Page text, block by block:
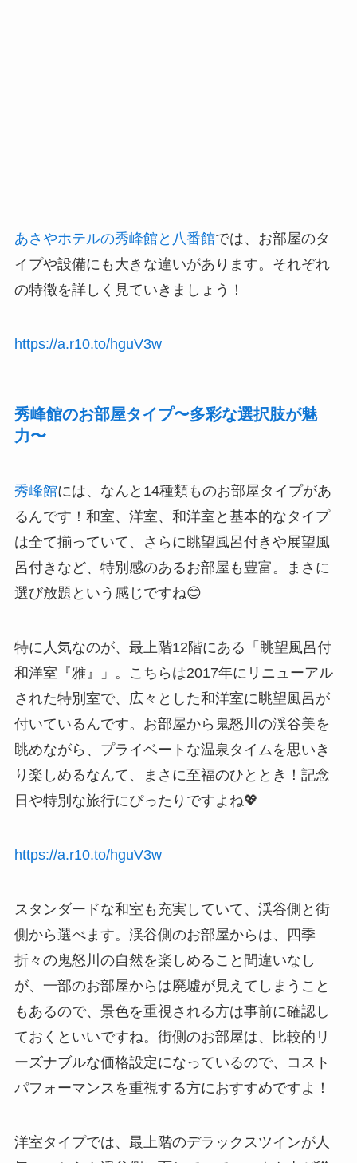
あさやホテルの秀峰館と八番館では、お部屋のタ
イプや設備にも大きな違いがあります。それぞれ
の特徴を詳しく見ていきましょう！
https://a.r10.to/hguV3w
秀峰館のお部屋タイプ〜多彩な選択肢が魅
力〜
秀峰館には、なんと14種類ものお部屋タイプがあ
るんです！和室、洋室、和洋室と基本的なタイプ
は全て揃っていて、さらに眺望風呂付きや展望風
呂付きなど、特別感のあるお部屋も豊富。まさに
選び放題という感じですね😊
特に人気なのが、最上階12階にある「眺望風呂付
和洋室『雅』」。こちらは2017年にリニューアル
された特別室で、広々とした和洋室に眺望風呂が
付いているんです。お部屋から鬼怒川の渓谷美を
眺めながら、プライベートな温泉タイムを思いき
り楽しめるなんて、まさに至福のひととき！記念
日や特別な旅行にぴったりですよね💖
https://a.r10.to/hguV3w
スタンダードな和室も充実していて、渓谷側と街
側から選べます。渓谷側のお部屋からは、四季
折々の鬼怒川の自然を楽しめること間違いなし
が、一部のお部屋からは廃墟が見えてしまうこと
もあるので、景色を重視される方は事前に確認し
ておくといいですね。街側のお部屋は、比較的リ
ーズナブルな価格設定になっているので、コスト
パフォーマンスを重視する方におすすめですよ！
洋室タイプでは、最上階のデラックスツインが人